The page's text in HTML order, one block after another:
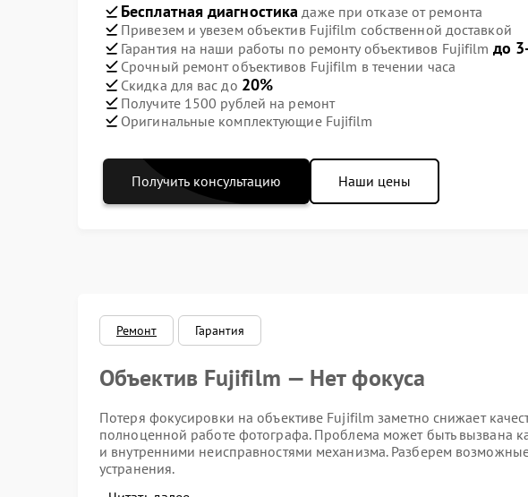
Бесплатная диагностика даже при отказе от ремонта
Привезем и увезем объектив Fujifilm собственной доставкой
Гарантия на наши работы по ремонту объективов Fujifilm до
Срочный ремонт объективов Fujifilm в течении часа
Скидка для вас до 20%
Получите 1500 рублей на ремонт
Оригинальные комплектующие Fujifilm
Получить консультацию Наши цены
Ремонт Гарантия
Объектив Fujifilm — Нет фокуса
Потеря фокусировки на объективе Fujifilm заметно снижает
полноценной работе фотографа. Проблема может быть вызвана
и внутренними неисправностями механизма. Разберем
устранения.